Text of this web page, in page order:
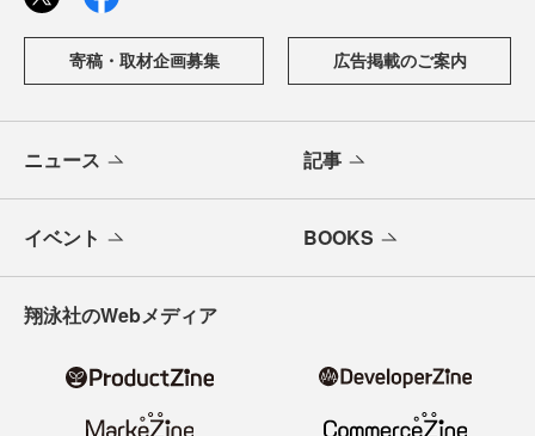
寄稿・取材企画募集 広告掲載のご案内
ニュース 記事
イベント BOOKS
翔泳社のWebメディア